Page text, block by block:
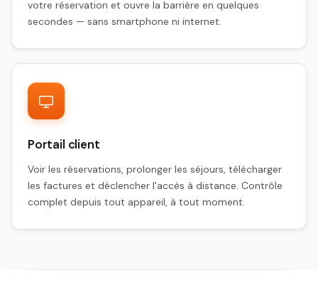
votre réservation et ouvre la barrière en quelques
secondes — sans smartphone ni internet.
Portail client
Voir les réservations, prolonger les séjours, télécharger
les factures et déclencher l'accès à distance. Contrôle
complet depuis tout appareil, à tout moment.